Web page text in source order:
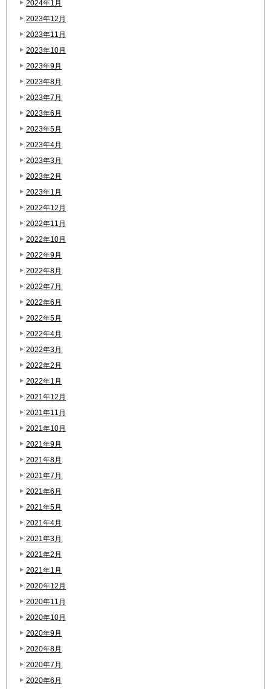
2024年1月
2023年12月
2023年11月
2023年10月
2023年9月
2023年8月
2023年7月
2023年6月
2023年5月
2023年4月
2023年3月
2023年2月
2023年1月
2022年12月
2022年11月
2022年10月
2022年9月
2022年8月
2022年7月
2022年6月
2022年5月
2022年4月
2022年3月
2022年2月
2022年1月
2021年12月
2021年11月
2021年10月
2021年9月
2021年8月
2021年7月
2021年6月
2021年5月
2021年4月
2021年3月
2021年2月
2021年1月
2020年12月
2020年11月
2020年10月
2020年9月
2020年8月
2020年7月
2020年6月